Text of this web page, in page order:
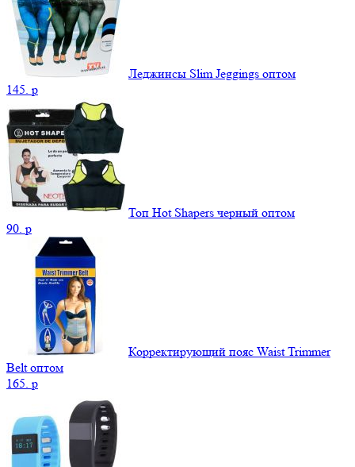
Леджинсы Slim Jeggings оптом
145. p
Топ Hot Shapers черный оптом
90. p
Корректирующий пояс Waist Trimmer
Belt оптом
165. p